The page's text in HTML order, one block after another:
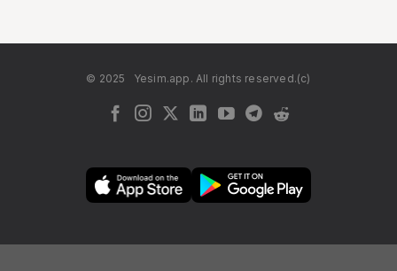
© 2025 Yesim.app. All rights reserved.(c)